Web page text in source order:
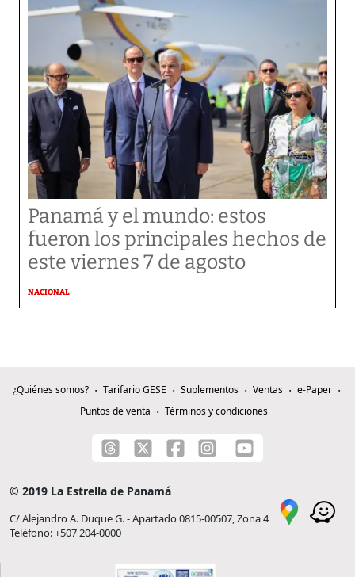
Panamá y el mundo: estos
fueron los principales hechos de
este viernes 7 de agosto
NACIONAL
¿Quiénes somos? Tarifario GESE Suplementos Ventas
e-Paper
Puntos de venta
Términos y condiciones
© 2019 La Estrella de Panamá
C/ Alejandro A. Duque G. - Apartado 0815-00507, Zona 4
Teléfono: +507 204-0000